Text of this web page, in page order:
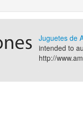
Juguetes de
intended to
http://